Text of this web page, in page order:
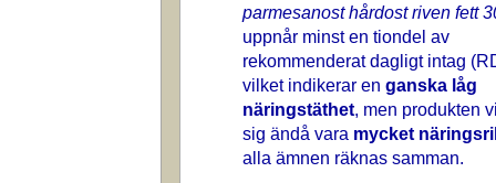
parmesanost hårdost riven fett
uppnår minst en tiondel av
rekommenderat dagligt intag
vilket indikerar en ganska låg
näringstäthet, men produkten
sig ändå vara mycket
alla ämnen räknas samman.